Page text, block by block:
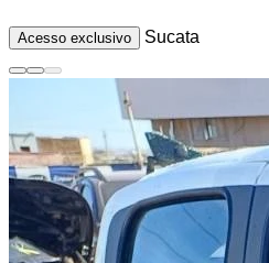
Acesso exclusivo Sucata